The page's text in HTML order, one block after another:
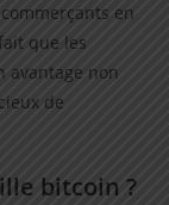
en
que les
avantage non
de
bitcoin ?